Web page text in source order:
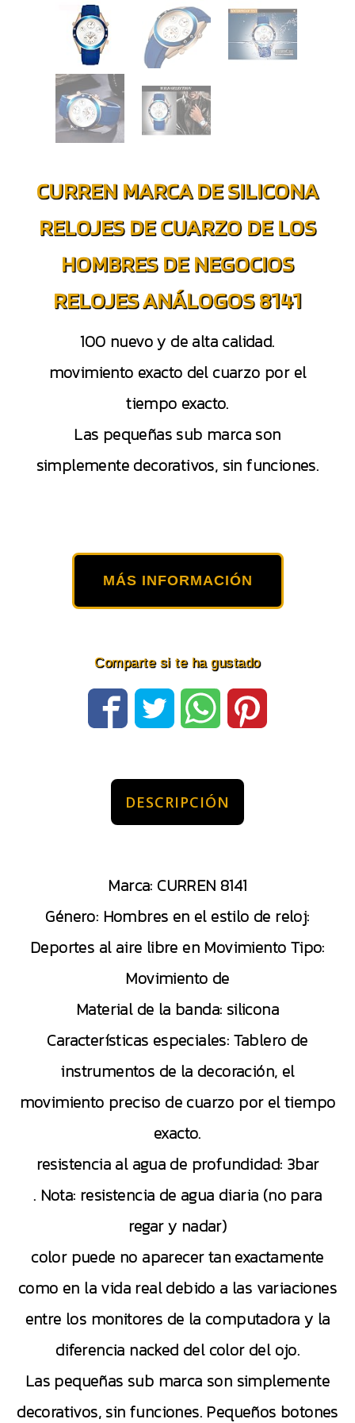
CURREN MARCA DE SILICONA
RELOJES DE CUARZO DE LOS
HOMBRES DE NEGOCIOS
RELOJES ANÁLOGOS 8141
100 nuevo y de alta calidad.
movimiento exacto del cuarzo por el
tiempo exacto.
Las pequeñas sub marca son
simplemente decorativos, sin funciones.
MÁS INFORMACIÓN
Comparte si te ha gustado
DESCRIPCIÓN
Marca: CURREN 8141
Género: Hombres en el estilo de reloj:
Deportes al aire libre en Movimiento Tipo:
Movimiento de
Material de la banda: silicona
Características especiales: Tablero de
instrumentos de la decoración, el
movimiento preciso de cuarzo por el tiempo
exacto.
resistencia al agua de profundidad: 3bar
. Nota: resistencia de agua diaria (no para
regar y nadar)
color puede no aparecer tan exactamente
como en la vida real debido a las variaciones
entre los monitores de la computadora y la
diferencia nacked del color del ojo.
Las pequeñas sub marca son simplemente
decorativos, sin funciones. Pequeños botones